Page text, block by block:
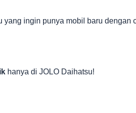
ingin punya mobil baru dengan
hanya di JOLO Daihatsu!